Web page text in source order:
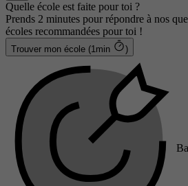
Quelle école est faite pour toi ?
Prends 2 minutes pour répondre à nos
écoles recommandées pour toi !
Trouver mon école (1min )